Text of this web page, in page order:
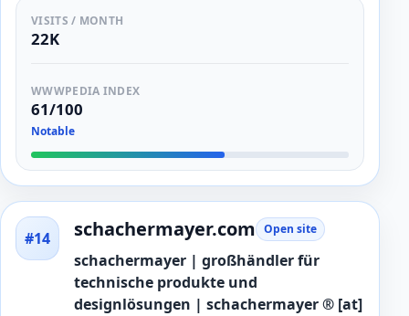
VISITS / MONTH
22K
WWWPEDIA INDEX
61/100
Notable
#14 schachermayer.com Open site
schachermayer | großhändler für
technische produkte und
designlösungen | schachermayer ® [at]